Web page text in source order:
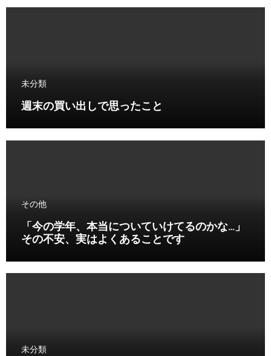
未分類
週末の買い出しで思ったこと
その他
「今の学年、本当についていけてるのかな…」
その不安、実はよくあることです
未分類